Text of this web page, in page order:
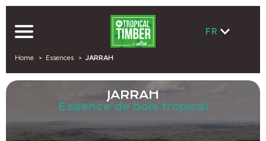
FR
Home Essences JARRAH
JARRAH
Essence de bois tropical